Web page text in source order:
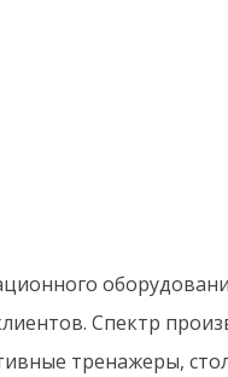
Спектр
тренажеры,